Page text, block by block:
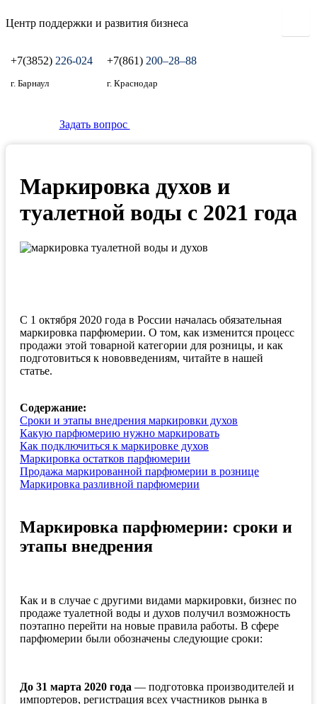
Центр поддержки и развития бизнеса
+7(3852) 226-024
г. Барнаул
+7(861) 200‒28‒88
г. Краснодар
Задать вопрос
Маркировка духов и
туалетной воды с 2021 года
С 1 октября 2020 года в России началась обязательная
маркировка парфюмерии. О том, как изменится процесс
продажи этой товарной категории для розницы, и как
подготовиться к нововведениям, читайте в нашей
статье.
Содержание:
Сроки и этапы внедрения маркировки духов
Какую парфюмерию нужно маркировать
Как подключиться к маркировке духов
Маркировка остатков парфюмерии
Продажа маркированной парфюмерии в рознице
Маркировка разливной парфюмерии
Маркировка парфюмерии: сроки и
этапы внедрения
Как и в случае с другими видами маркировки, бизнес по
продаже туалетной воды и духов получил возможность
поэтапно перейти на новые правила работы. В сфере
парфюмерии были обозначены следующие сроки:
До 31 марта 2020 года — подготовка производителей и
импортеров, регистрация всех участников рынка в